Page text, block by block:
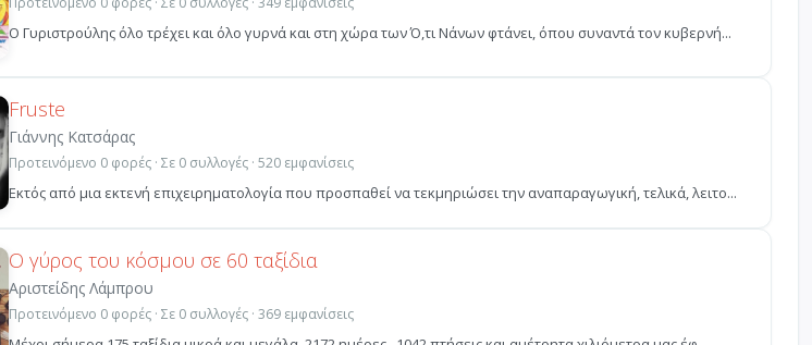
Ο Γυριστρούλης όλο τρέχει και όλο γυρνά και στη χώρα των Ό,τι Νάνων φτάνει, όπου συναντά τον κυβερνή...
Fruste
Γιάννης Κατσάρας
Προτεινόμενο 0 φορές · Σε 0 συλλογές · 520 εμφανίσεις
Εκτός από μια εκτενή επιχειρηματολογία που προσπαθεί να τεκμηριώσει την αναπαραγωγική, τελικά, λειτο...
Ο γύρος του κόσμου σε 60 ταξίδια
Αριστείδης Λάμπρου
Προτεινόμενο 0 φορές · Σε 0 συλλογές · 369 εμφανίσεις